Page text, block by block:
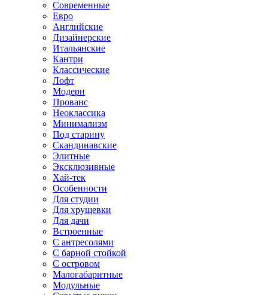
Современные
Евро
Английские
Дизайнерские
Итальянские
Кантри
Классические
Лофт
Модерн
Прованс
Неоклассика
Минимализм
Под старину
Скандинавские
Элитные
Эксклюзивные
Хай-тек
Особенности
Для студии
Для хрущевки
Для дачи
Встроенные
С антресолями
С барной стойкой
С островом
Малогабаритные
Модульные